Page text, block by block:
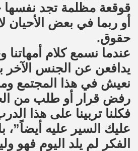
قوقعة مظلمة تجد
أو ربما في بعض الأحيان
حقوق.
عندما نسمع كلام أمهاتنا
يدافعن عن الجنس الآخر
نعيش في هذا المجتمع
رفض قرار أو طلب من
فكلنا تربينا على هذا
عليك السير عليه أيضاً”،
الفكر لم يلد اليوم فهو